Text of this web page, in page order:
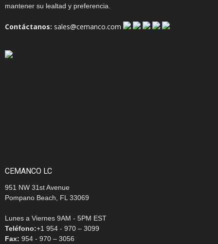
mantener su lealtad y preferencia.
Contáctanos: sales@cemanco.com
CEMANCO LC
951 NW 31st Avenue
Pompano Beach, FL 33069
Lunes a Viernes 9AM - 5PM EST
Teléfono:+1 954 - 970 – 3099
Fax: 954 - 970 – 3056